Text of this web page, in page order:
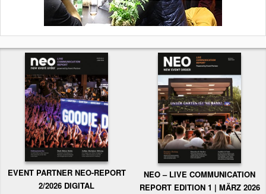
EVENT PARTNER NEO-REPORT
2/2026 DIGITAL
NEO – LIVE COMMUNICATION
REPORT EDITION 1 | MÄRZ 2026